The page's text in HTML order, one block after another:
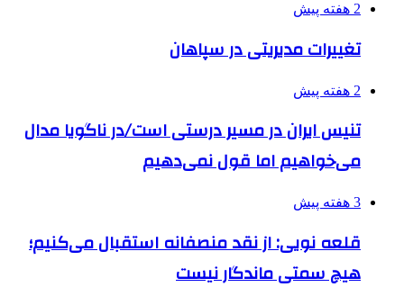
2 هفته پیش
تغییرات مدیریتی در سپاهان
2 هفته پیش
تنیس ایران در مسیر درستی است/در ناگویا مدال
می‌خواهیم اما قول نمی‌دهیم
3 هفته پیش
قلعه نویی: از نقد منصفانه استقبال می‌کنیم؛
هیچ سمتی ماندگار نیست